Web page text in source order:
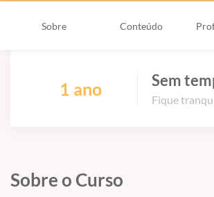
Sobre Conteúdo
1 ano Sem
Fique
Sobre o Curso